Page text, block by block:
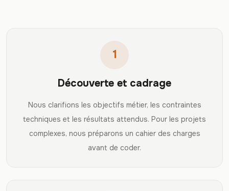
1
Découverte et cadrage
Nous clarifions les objectifs métier, les contraintes
techniques et les résultats attendus. Pour les projets
complexes, nous préparons un cahier des charges
avant de coder.